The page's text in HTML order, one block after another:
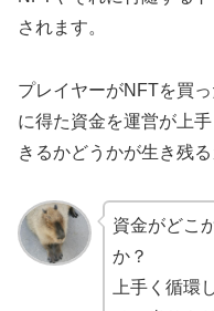
されます。
プレイヤーがNFTを買
に得た資金を運営が上
きるかどうかが生き残る
資金がどこ
か？
上手く循環